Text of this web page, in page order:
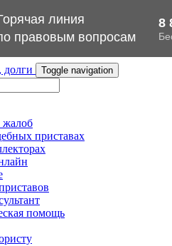
Toggle navigation
приставах
помощь